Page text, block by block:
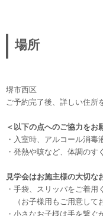
場所
堺市西区
ご予約完了後、詳しい住所
＜以下の点へのご協力をお
・入室時、アルコール消毒
・発熱や咳など、体調のす
見学会はお施主様の大切な
・手袋、スリッパをご着用
（お子様用もご用意して
・小さなお子様は手を繋ぐ